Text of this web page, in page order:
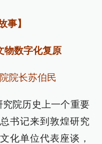
事】
物数字化复原
院长苏伯民
究院历史上一个重要
书记来到敦煌研究
化单位代表座谈，